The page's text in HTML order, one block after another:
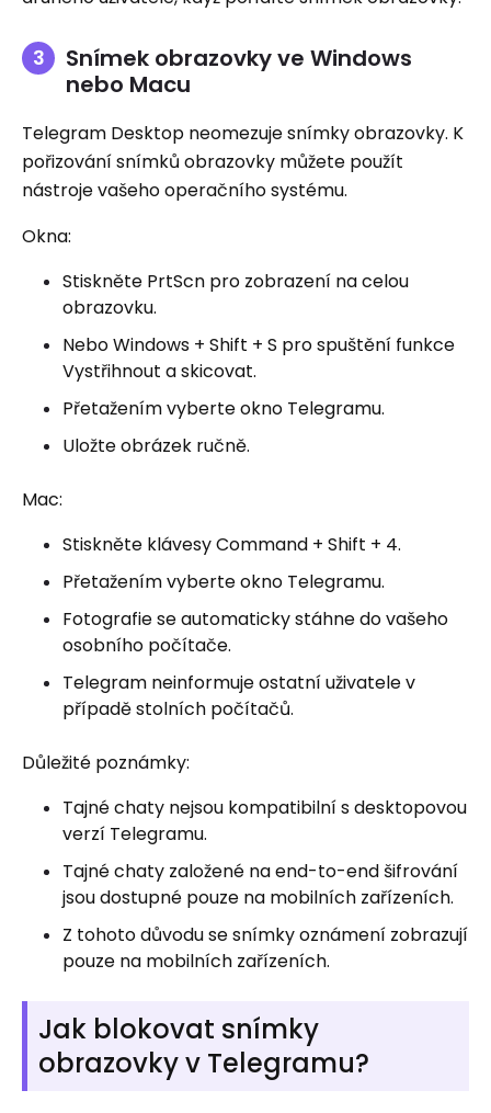
Snímek obrazovky ve Windows
nebo Macu
Telegram Desktop neomezuje snímky obrazovky. K
pořizování snímků obrazovky můžete použít
nástroje vašeho operačního systému.
Okna:
Stiskněte PrtScn pro zobrazení na celou
obrazovku.
Nebo Windows + Shift + S pro spuštění funkce
Vystřihnout a skicovat.
Přetažením vyberte okno Telegramu.
Uložte obrázek ručně.
Mac:
Stiskněte klávesy Command + Shift + 4.
Přetažením vyberte okno Telegramu.
Fotografie se automaticky stáhne do vašeho
osobního počítače.
Telegram neinformuje ostatní uživatele v
případě stolních počítačů.
Důležité poznámky:
Tajné chaty nejsou kompatibilní s desktopovou
verzí Telegramu.
Tajné chaty založené na end-to-end šifrování
jsou dostupné pouze na mobilních zařízeních.
Z tohoto důvodu se snímky oznámení zobrazují
pouze na mobilních zařízeních.
Jak blokovat snímky
obrazovky v Telegramu?